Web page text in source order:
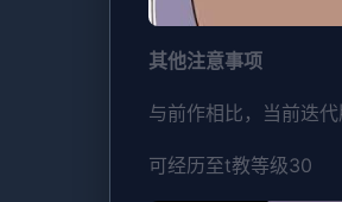
其他注意事项
与前作相比，当前迭
可经历至t教等级30